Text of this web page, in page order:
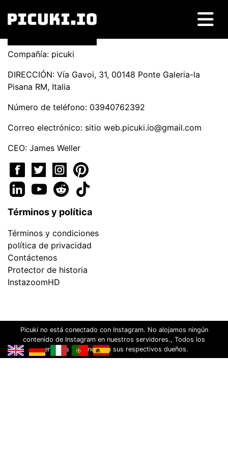
Compañía: picuki
DIRECCIÓN: Vía Gavoi, 31, 00148 Ponte Galeria-la
Pisana RM, Italia
Número de teléfono: 03940762392
Correo electrónico: sitio web.picuki.io@gmail.com
CEO: James Weller
Términos y política
Términos y condiciones
política de privacidad
Contáctenos
Protector de historia
InstazoomHD
Picuki no está conectado con Instagram. No alojamos ningún
contenido de Instagram en nuestros servidores., Todos los
derechos pertenecen a sus respectivos dueños.